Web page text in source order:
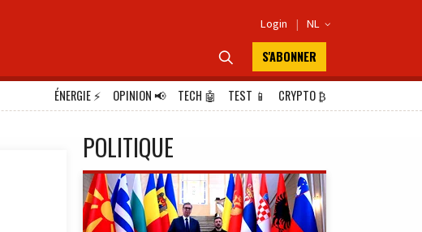
Login | NL 
 S'ABONNER
ÉNERGIE⚡ OPINION📢 TECH 🤖 TEST 📱 CRYPTO₿
POLITIQUE